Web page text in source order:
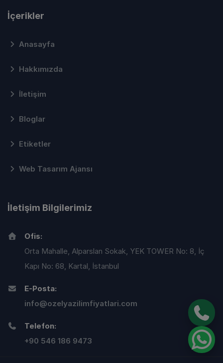
İçerikler
Anasayfa
Hakkımızda
İletişim
Bloglar
Etiketler
Web Tasarım Ajansı
İletişim Bilgilerimiz
Ofis:
Orta Mahalle, Alparslan Sokak, YEK TOWER No: 8, İç
Kapı No: 68, Kartal, İstanbul
E-Posta:
info@ozelyazilimfiyatlari.com
Telefon:
+90 546 186 9473